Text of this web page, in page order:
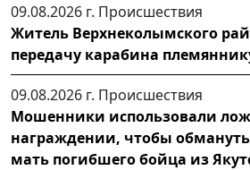
09.08.2026 г. Происшествия
Житель Верхнеколымского
передачу карабина
09.08.2026 г. Происшествия
Мошенники использовали
награждении, чтобы
мать погибшего бойца из